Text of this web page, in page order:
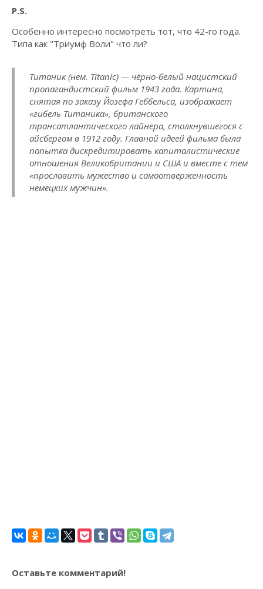
P.S.
Особенно интересно посмотреть тот, что 42-го года.
Типа как "Триумф Воли" что ли?
Титаник (нем. Titanic) — чёрно-белый нацистский
пропагандистский фильм 1943 года. Картина,
снятая по заказу Йозефа Геббельса, изображает
«гибель Титаника», британского
трансатлантического лайнера, столкнувшегося с
айсбергом в 1912 году. Главной идеей фильма была
попытка дискредитировать капиталистические
отношения Великобритании и США и вместе с тем
«прославить мужество и самоотверженность
немецких мужчин».
Оставьте комментарий!